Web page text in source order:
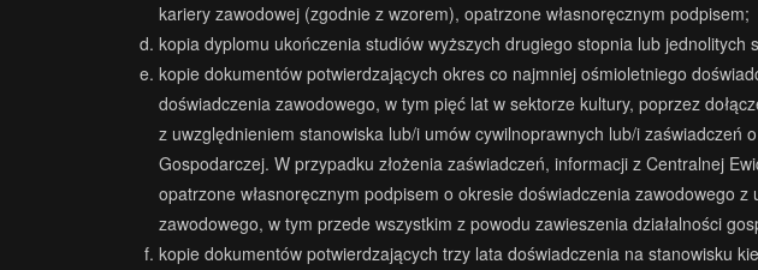
kariery zawodowej (zgodnie z wzorem), opatrzone własnoręcznym podpisem;
kopia dyplomu ukończenia studiów wyższych drugiego stopnia lub jednolitych
kopie dokumentów potwierdzających okres co najmniej ośmioletniego
doświadczenia zawodowego, w tym pięć lat w sektorze kultury, poprzez
z uwzględnieniem stanowiska lub/i umów cywilnoprawnych lub/i zaświadczeń
Gospodarczej. W przypadku złożenia zaświadczeń, informacji z Centralnej
opatrzone własnoręcznym podpisem o okresie doświadczenia zawodowego
zawodowego, w tym przede wszystkim z powodu zawieszenia działalności
kopie dokumentów potwierdzających trzy lata doświadczenia na stanowisku